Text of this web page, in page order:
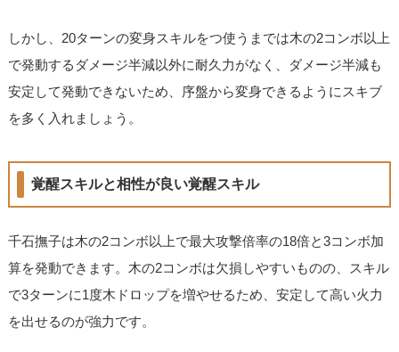
しかし、20ターンの変身スキルをつ使うまでは木の2コンボ以上
で発動するダメージ半減以外に耐久力がなく、ダメージ半減も
安定して発動できないため、序盤から変身できるようにスキブ
を多く入れましょう。
覚醒スキルと相性が良い覚醒スキル
千石撫子は木の2コンボ以上で最大攻撃倍率の18倍と3コンボ加
算を発動できます。木の2コンボは欠損しやすいものの、スキル
で3ターンに1度木ドロップを増やせるため、安定して高い火力
を出せるのが強力です。